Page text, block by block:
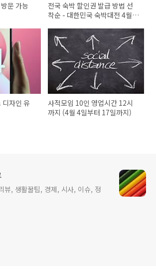
문 가능
전국 숙박 할인권 발급 방법 선
착순 - 대한민국 숙박대전 4월 7
자인 유
사적모임 10인 영업시간 12시
까지 (4월 4일부터 17일까지)
뷰, 생활꿀팁, 경제, 시사, 이슈, 정